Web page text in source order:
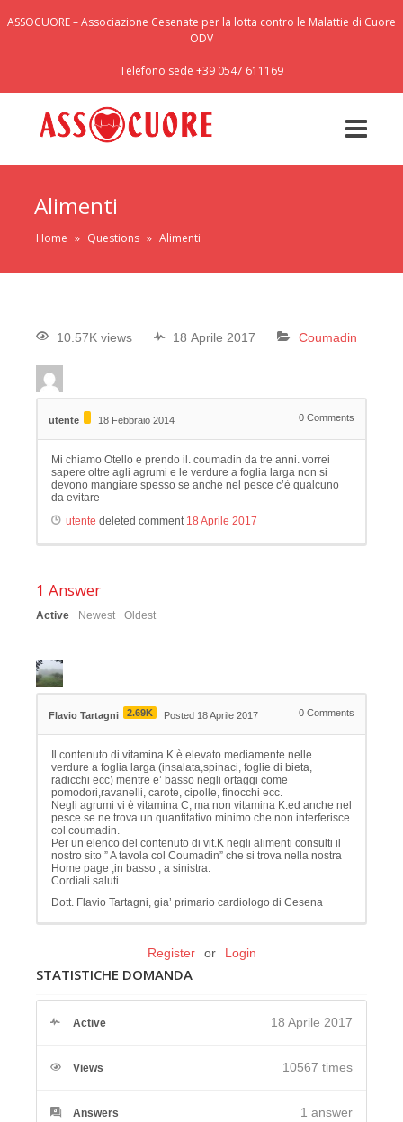
ASSOCUORE – Associazione Cesenate per la lotta contro le Malattie di Cuore
ODV
Telefono sede +39 0547 611169
Alimenti
Home » Questions » Alimenti
10.57K views 18 Aprile 2017 Coumadin
utente 18 Febbraio 2014 0 Comments
Mi chiamo Otello e prendo il. coumadin da tre anni. vorrei
sapere oltre agli agrumi e le verdure a foglia larga non si
devono mangiare spesso se anche nel pesce c’è qualcuno
da evitare
utente deleted comment 18 Aprile 2017
1 Answer
Active Newest Oldest
Flavio Tartagni 2.69K Posted 18 Aprile 2017 0 Comments
Il contenuto di vitamina K è elevato mediamente nelle
verdure a foglia larga (insalata,spinaci, foglie di bieta,
radicchi ecc) mentre e’ basso negli ortaggi come
pomodori,ravanelli, carote, cipolle, finocchi ecc.
Negli agrumi vi è vitamina C, ma non vitamina K.ed anche nel
pesce se ne trova un quantitativo minimo che non interferisce
col coumadin.
Per un elenco del contenuto di vit.K negli alimenti consulti il
nostro sito ” A tavola col Coumadin” che si trova nella nostra
Home page ,in basso , a sinistra.
Cordiali saluti
Dott. Flavio Tartagni, gia’ primario cardiologo di Cesena
Register or Login
STATISTICHE DOMANDA
Active 18 Aprile 2017
Views 10567 times
Answers 1 answer